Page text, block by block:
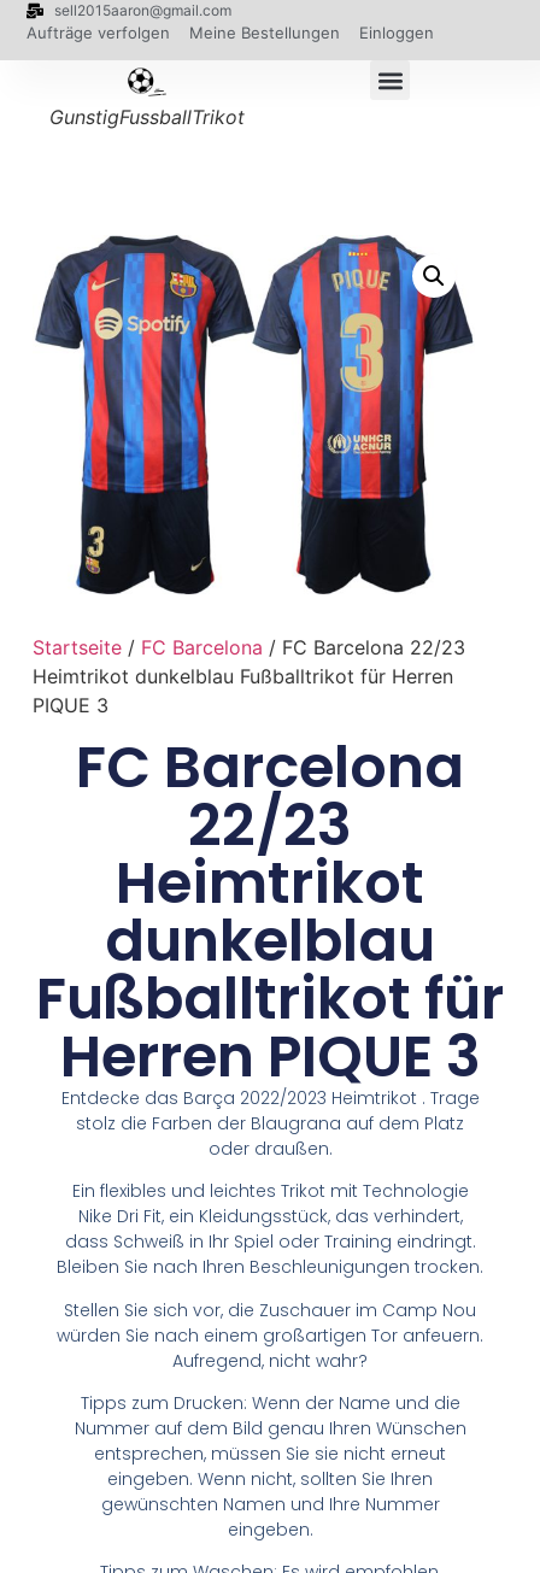
sell2015aaron@gmail.com
Aufträge verfolgen Meine Bestellungen Einloggen
GunstigFussballTrikot
Startseite/ FC Barcelona / FC Barcelona 22/23
Heimtrikot dunkelblau Fußballtrikot für Herren
PIQUE 3
FC Barcelona
22/23
Heimtrikot
dunkelblau
Fußballtrikot für
Herren PIQUE 3
Entdecke das Barça 2022/2023 Heimtrikot . Trage
stolz die Farben der Blaugrana auf dem Platz
oder draußen.
Ein flexibles und leichtes Trikot mit Technologie
Nike Dri Fit, ein Kleidungsstück, das verhindert,
dass Schweiß in Ihr Spiel oder Training eindringt.
Bleiben Sie nach Ihren Beschleunigungen trocken.
Stellen Sie sich vor, die Zuschauer im Camp Nou
würden Sie nach einem großartigen Tor anfeuern.
Aufregend, nicht wahr?
Tipps zum Drucken: Wenn der Name und die
Nummer auf dem Bild genau Ihren Wünschen
entsprechen, müssen Sie sie nicht erneut
eingeben. Wenn nicht, sollten Sie Ihren
gewünschten Namen und Ihre Nummer
eingeben.